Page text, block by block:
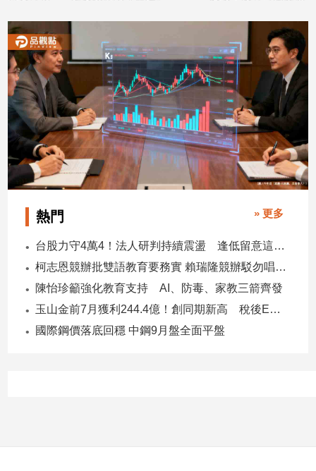
星
座/
命
理
消
費
健
康/
子/
感
／
／
電
推
熱門 » 更多
台股力守4萬4！法人研判持續震盪 逢低留意這些族群
柯志恩競辦批雙語教育要務實 賴瑞隆競辦駁勿唱衰高雄
陳怡珍籲強化教育支持 AI、防毒、家教三箭齊發
玉山金前7月獲利244.4億！創同期新高 稅後EPS自結1.51元
國際鋼價落底回穩 中鋼9月盤全面平盤